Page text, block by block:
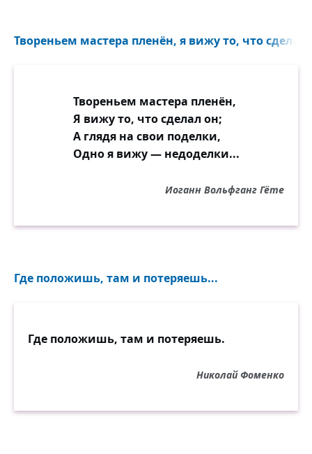
Твореньем мастера пленён, я вижу то, что сделал
Твореньем мастера пленён,
Я вижу то, что сделал он;
А глядя на свои поделки,
Одно я вижу — недоделки...
Иоганн Вольфганг Гёте
Где положишь, там и потеряешь...
Где положишь, там и потеряешь.
Николай Фоменко